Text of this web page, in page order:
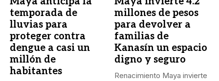
temporada de
lluvias para
proteger contra
dengue a casi un
millón de
habitantes
millones de pesos
para devolver a
familias de
Kanasín un espacio
digno y seguro
Renacimiento Maya invierte